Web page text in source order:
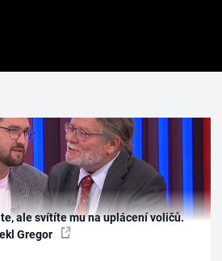
ale svítíte mu na uplácení voličů.
Gregor